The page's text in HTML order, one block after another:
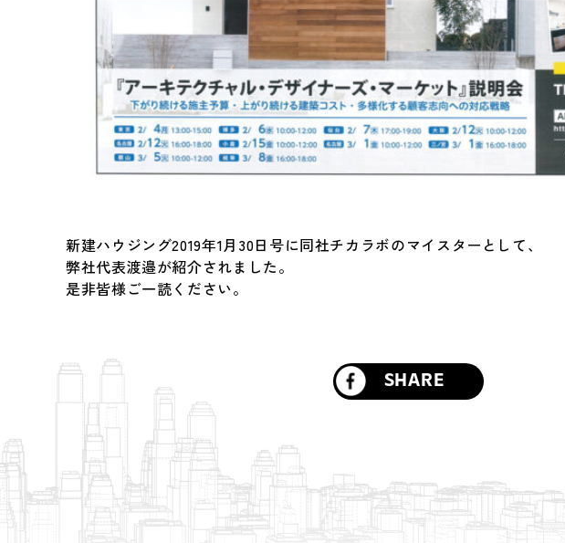
新建ハウジング2019年1月30日号に同社チカラボのマイスターとして、
弊社代表渡邉が紹介されました。
是非皆様ご一読ください。
SHARE